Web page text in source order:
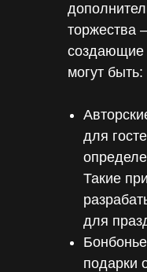
торжества
создающие
могут быть:
для
Такие
для
подарки